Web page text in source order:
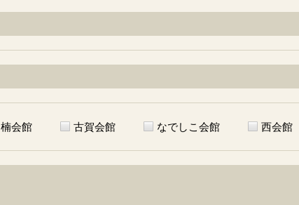
楠会館 古賀会館 なでしこ会館 西会館